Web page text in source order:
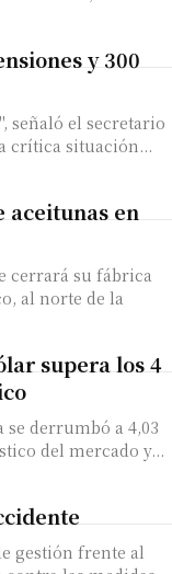
y 300
señaló el secretario
crítica situación...
aceitunas en
cerrará su fábrica
al norte de la
supera los 4
derrumbó a 4,03
del mercado y...
gestión frente al